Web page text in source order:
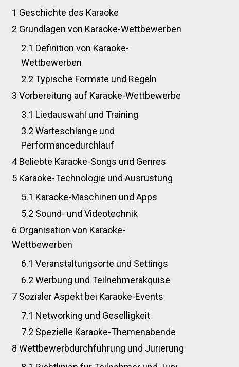
1 Geschichte des Karaoke
2 Grundlagen von Karaoke-Wettbewerben
2.1 Definition von Karaoke-
Wettbewerben
2.2 Typische Formate und Regeln
3 Vorbereitung auf Karaoke-Wettbewerbe
3.1 Liedauswahl und Training
3.2 Warteschlange und
Performancedurchlauf
4Beliebte Karaoke-Songs und Genres
5Karaoke-Technologie und Ausrüstung
5.1 Karaoke-Maschinen und Apps
5.2 Sound- und Videotechnik
6 Organisation von Karaoke-
Wettbewerben
6.1 Veranstaltungsorte und Settings
6.2 Werbung und Teilnehmerakquise
7Sozialer Aspekt bei Karaoke-Events
7.1 Networking und Geselligkeit
7.2 Spezielle Karaoke-Themenabende
8 Wettbewerbdurchführung und Jurierung